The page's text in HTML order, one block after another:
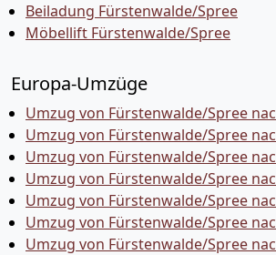
Beiladung Fürstenwalde/Spree
Möbellift Fürstenwalde/Spree
Europa-Umzüge
Umzug von Fürstenwalde/Spree
Umzug von Fürstenwalde/Spree
Umzug von Fürstenwalde/Spree
Umzug von Fürstenwalde/Spree
Umzug von Fürstenwalde/Spree
Umzug von Fürstenwalde/Spree
Umzug von Fürstenwalde/Spree